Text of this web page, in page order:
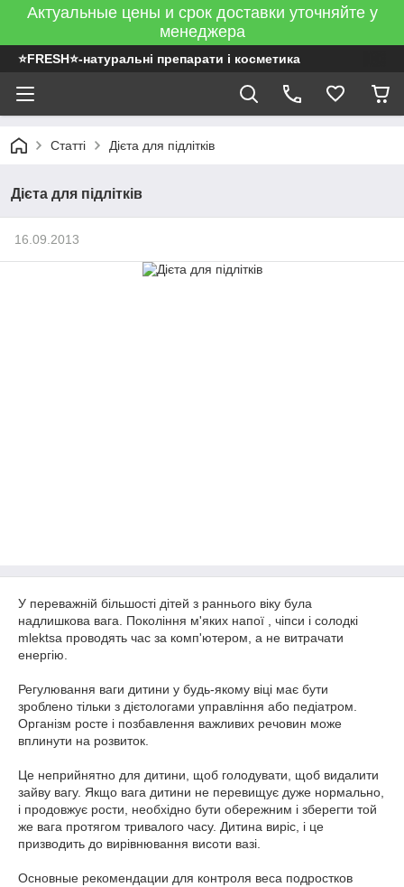
Актуальные цены и срок доставки уточняйте у
менеджера
⭐FRESH⭐-натуральні препарати і косметика
Статті Дієта для підлітків
Дієта для підлітків
16.09.2013
У переважній більшості дітей з раннього віку була
надлишкова вага. Покоління м'яких напої , чіпси і солодкі
mlektsa проводять час за комп'ютером, а не витрачати
енергію.
Регулювання ваги дитини у будь-якому віці має бути
зроблено тільки з дієтологами управління або педіатром.
Організм росте і позбавлення важливих речовин може
вплинути на розвиток.
Це неприйнятно для дитини, щоб голодувати, щоб видалити
зайву вагу. Якщо вага дитини не перевищує дуже нормально,
і продовжує рости, необхідно бути обережним і зберегти той
же вага протягом тривалого часу. Дитина виріс, і це
призводить до вирівнювання висоти вазі.
Основные рекомендации для контроля веса подростков